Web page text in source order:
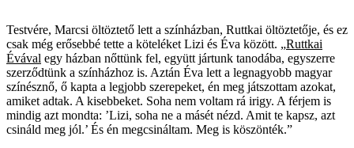
Testvére, Marcsi öltöztető lett a színházban, Ruttkai öltöztetője, és ez
csak még erősebbé tette a köteléket Lizi és Éva között. „Ruttkai
Évával egy házban nőttünk fel, együtt jártunk tanodába, egyszerre
szerződtünk a színházhoz is. Aztán Éva lett a legnagyobb magyar
színésznő, ő kapta a legjobb szerepeket, én meg játszottam azokat,
amiket adtak. A kisebbeket. Soha nem voltam rá irigy. A férjem is
mindig azt mondta: ’Lizi, soha ne a másét nézd. Amit te kapsz, azt
csináld meg jól.’ És én megcsináltam. Meg is köszönték.”